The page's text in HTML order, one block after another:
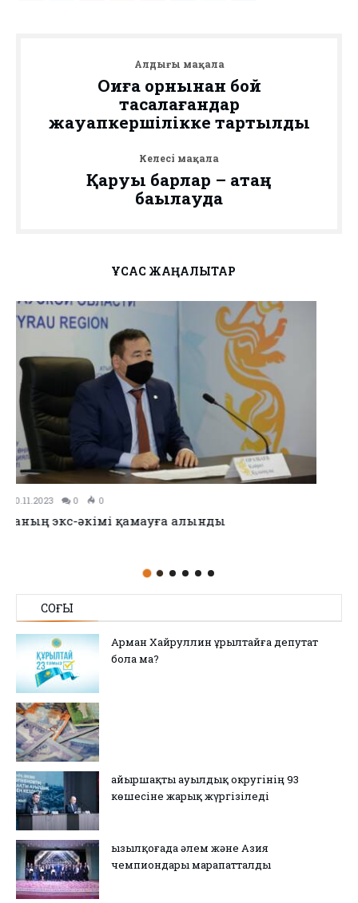
Алдыңғы мақала
Оқиға орнынан бой
тасалағандар
жауапкершілікке тартылды
Келесі мақала
Қаруы барлар – қатаң
бақылауда
ҰҚСАС ЖАҢАЛЫҚТАР
09.11.2023 0
Қызылқоға ауданының әкімі таныстырылды
СОҢҒЫ
Арман Хайруллин Құрылтайға депутат
бола ма?
Қайыршақты ауылдық округінің 93
көшесіне жарық жүргізіледі
Қызылқоғада әлем және Азия
чемпиондары марапатталды